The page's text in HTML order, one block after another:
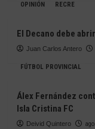
OPINIÓN RECRE
El Decano debe
Juan Carlos Antero
FÚTBOL PROVINCIAL
Álex Fernández
Isla Cristina FC
Deivid Quintero